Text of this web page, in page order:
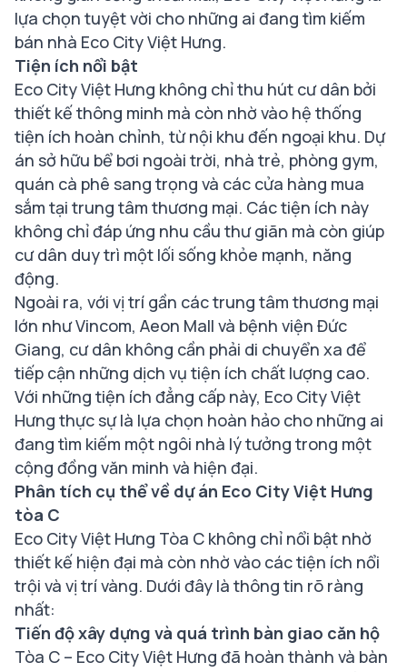
lựa chọn tuyệt vời cho những ai đang tìm kiếm
bán nhà Eco City Việt Hưng.
Tiện ích nổi bật
Eco City Việt Hưng không chỉ thu hút cư dân bởi
thiết kế thông minh mà còn nhờ vào hệ thống
tiện ích hoàn chỉnh, từ nội khu đến ngoại khu. Dự
án sở hữu bể bơi ngoài trời, nhà trẻ, phòng gym,
quán cà phê sang trọng và các cửa hàng mua
sắm tại trung tâm thương mại. Các tiện ích này
không chỉ đáp ứng nhu cầu thư giãn mà còn giúp
cư dân duy trì một lối sống khỏe mạnh, năng
động.
Ngoài ra, với vị trí gần các trung tâm thương mại
lớn như Vincom, Aeon Mall và bệnh viện Đức
Giang, cư dân không cần phải di chuyển xa để
tiếp cận những dịch vụ tiện ích chất lượng cao.
Với những tiện ích đẳng cấp này, Eco City Việt
Hưng thực sự là lựa chọn hoàn hảo cho những ai
đang tìm kiếm một ngôi nhà lý tưởng trong một
cộng đồng văn minh và hiện đại.
Phân tích cụ thể về dự án Eco City Việt Hưng
tòa C
Eco City Việt Hưng Tòa C không chỉ nổi bật nhờ
thiết kế hiện đại mà còn nhờ vào các tiện ích nổi
trội và vị trí vàng. Dưới đây là thông tin rõ ràng
nhất:
Tiến độ xây dựng và quá trình bàn giao căn hộ
Tòa C – Eco City Việt Hưng đã hoàn thành và bàn